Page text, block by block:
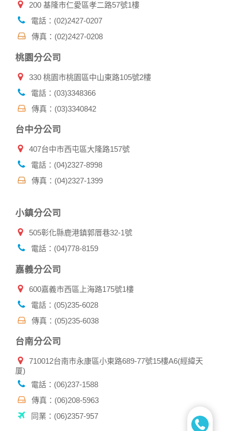
200 基隆市仁愛區孝二路57號1樓
電話：(02)2427-0207
傳真：(02)2427-0208
桃園分公司
330 桃園市桃園區中山東路105號2樓
電話：(03)3348366
傳真：(03)3340842
台中分公司
407台中市西屯區大隆路157號
電話：(04)2327-8998
傳真：(04)2327-1399
小鎮分公司
505彰化縣鹿港鎮郭厝巷32-1號
電話：(04)778-8159
嘉義分公司
600嘉義市西區上海路175號1樓
電話：(05)235-6028
傳真：(05)235-6038
台南分公司
710012台南市永康區小東路689-77號15樓A6(經緯天
厦)
電話：(06)237-1588
傳真：(06)208-5963
同業：(06)2357-957